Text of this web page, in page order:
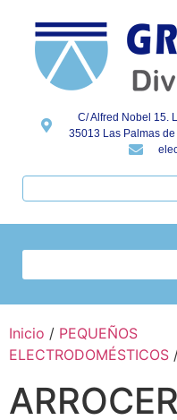
C/ Alfred Nobel 15.
35013 Las Palmas
Inicio / PEQUEÑOS
ELECTRODOMÉSTICOS